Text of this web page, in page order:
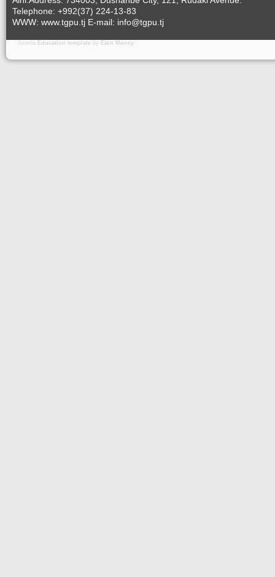
Telephone: +992(37) 224-13-83
WWW: www.tgpu.tj E-mail: info@tgpu.tj
Joomla Education template by Earn Money.